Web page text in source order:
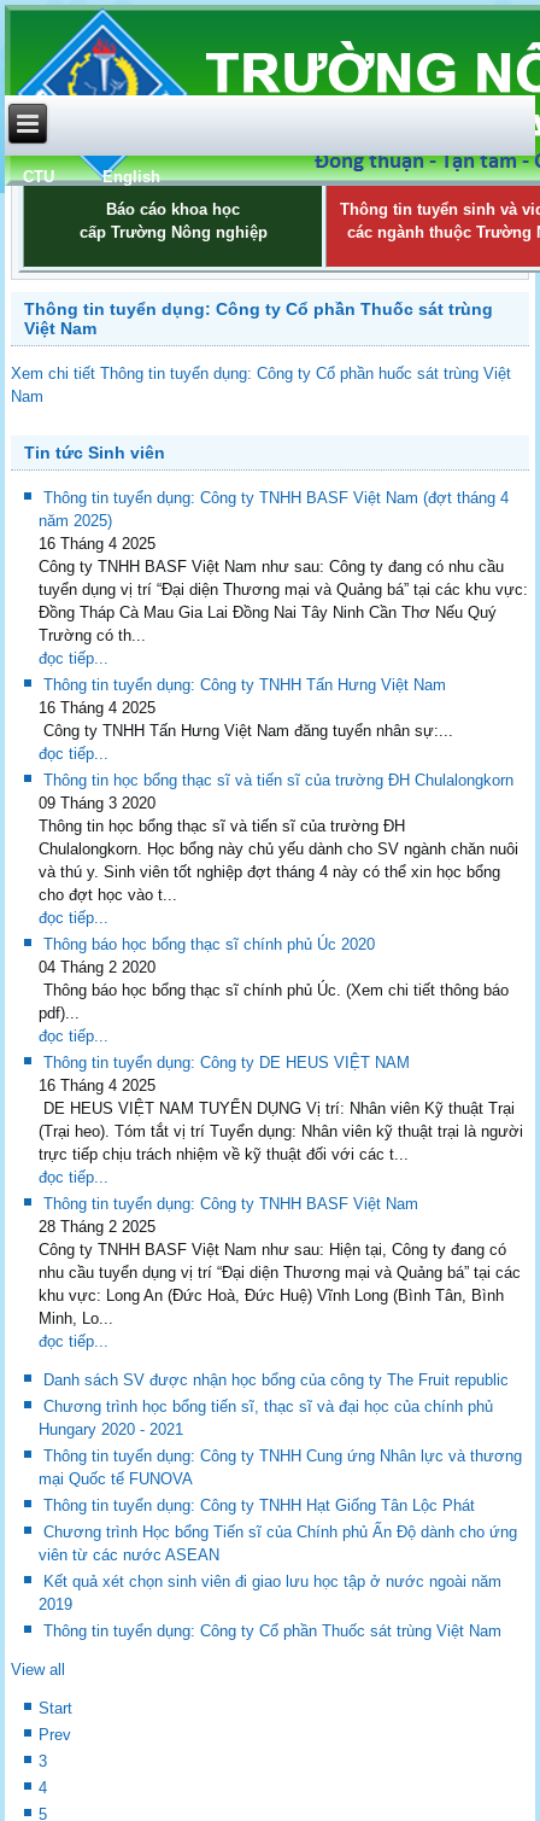
CTU
English
Báo cáo khoa học
cấp Trường Nông nghiệp
Thông tin tuyển sinh và
các ngành thuộc Trường
Thông tin tuyển dụng: Công ty Cổ phần Thuốc sát trùng
Việt Nam
Xem chi tiết Thông tin tuyển dụng: Công ty Cổ phần huốc sát trùng Việt
Nam
Tin tức Sinh viên
Thông tin tuyển dụng: Công ty TNHH BASF Việt Nam (đợt tháng 4
năm 2025)
16 Tháng 4 2025
Công ty TNHH BASF Việt Nam như sau: Công ty đang có nhu cầu
tuyển dụng vị trí “Đại diện Thương mại và Quảng bá” tại các khu vực:
Đồng Tháp Cà Mau Gia Lai Đồng Nai Tây Ninh Cần Thơ Nếu Quý
Trường có th...
đọc tiếp...
Thông tin tuyển dụng: Công ty TNHH Tấn Hưng Việt Nam
16 Tháng 4 2025
Công ty TNHH Tấn Hưng Việt Nam đăng tuyển nhân sự:...
đọc tiếp...
Thông tin học bổng thạc sĩ và tiến sĩ của trường ĐH Chulalongkorn
09 Tháng 3 2020
Thông tin học bổng thạc sĩ và tiến sĩ của trường ĐH
Chulalongkorn. Học bổng này chủ yếu dành cho SV ngành chăn nuôi
và thú y. Sinh viên tốt nghiệp đợt tháng 4 này có thể xin học bổng
cho đợt học vào t...
đọc tiếp...
Thông báo học bổng thạc sĩ chính phủ Úc 2020
04 Tháng 2 2020
Thông báo học bổng thạc sĩ chính phủ Úc. (Xem chi tiết thông báo
pdf)...
đọc tiếp...
Thông tin tuyển dụng: Công ty DE HEUS VIỆT NAM
16 Tháng 4 2025
DE HEUS VIỆT NAM TUYỂN DỤNG Vị trí: Nhân viên Kỹ thuật Trại
(Trại heo). Tóm tắt vị trí Tuyển dụng: Nhân viên kỹ thuật trại là người
trực tiếp chịu trách nhiệm về kỹ thuật đối với các t...
đọc tiếp...
Thông tin tuyển dụng: Công ty TNHH BASF Việt Nam
28 Tháng 2 2025
Công ty TNHH BASF Việt Nam như sau: Hiện tại, Công ty đang có
nhu cầu tuyển dụng vị trí “Đại diện Thương mại và Quảng bá” tại các
khu vực: Long An (Đức Hoà, Đức Huệ) Vĩnh Long (Bình Tân, Bình
Minh, Lo...
đọc tiếp...
Danh sách SV được nhận học bổng của công ty The Fruit republic
Chương trình học bổng tiến sĩ, thạc sĩ và đại học của chính phủ
Hungary 2020 - 2021
Thông tin tuyển dụng: Công ty TNHH Cung ứng Nhân lực và thương
mại Quốc tế FUNOVA
Thông tin tuyển dụng: Công ty TNHH Hạt Giống Tân Lộc Phát
Chương trình Học bổng Tiến sĩ của Chính phủ Ấn Độ dành cho ứng
viên từ các nước ASEAN
Kết quả xét chọn sinh viên đi giao lưu học tập ở nước ngoài năm
2019
Thông tin tuyển dụng: Công ty Cổ phần Thuốc sát trùng Việt Nam
View all
Start
Prev
3
4
5